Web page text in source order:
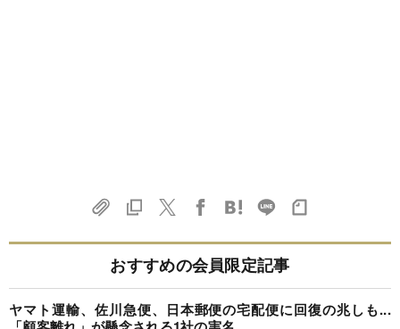
おすすめの会員限定記事
ヤマト運輸、佐川急便、日本郵便の宅配便に回復の兆しも...